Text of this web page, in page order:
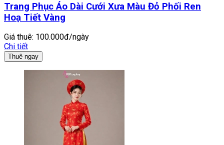
Trang Phục Áo Dài Cưới Xưa Màu Đỏ Phối Ren
Hoạ Tiết Vàng
Giá thuê: 100.000đ/ngày
Chi tiết
Thuê ngay